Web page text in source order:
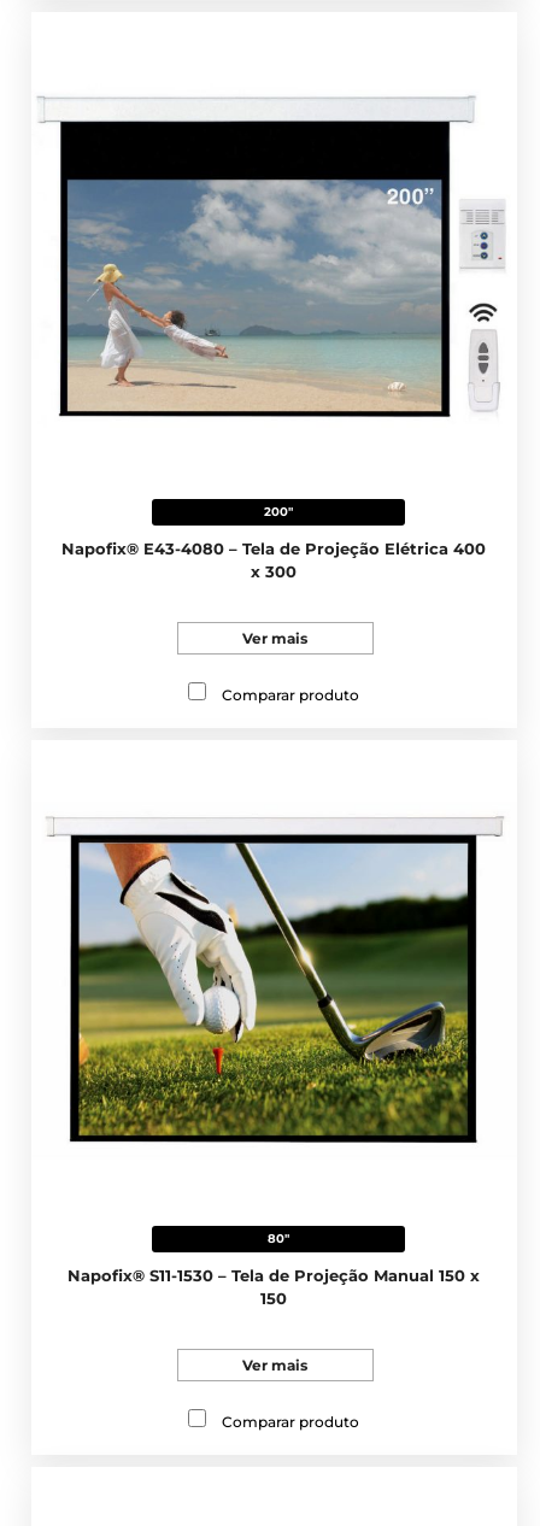
200"
Napofix® E43-4080 – Tela de Projeção Elétrica 400
x 300
Ver mais
Comparar produto
80"
Napofix® S11-1530 – Tela de Projeção Manual 150 x
150
Ver mais
Comparar produto